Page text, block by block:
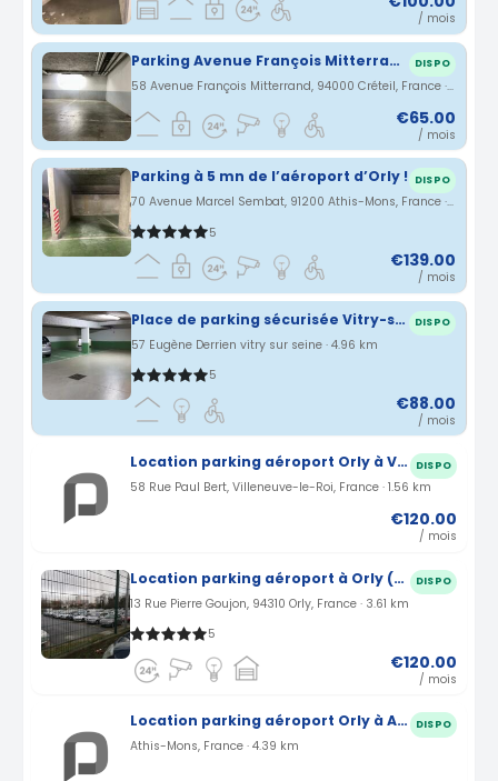
/ mois
Parking Avenue François Mitterrand-rue des Vieux Bassins DISPO
58 Avenue François Mitterrand, 94000 Créteil, France · 4.6 km
€65.00
/ mois
Parking à 5 mn de l’aéroport d’Orly ! DISPO
70 Avenue Marcel Sembat, 91200 Athis-Mons, France · 4.77 km
5
€139.00
/ mois
Place de parking sécurisée Vitry-sur-Seine en sous-sol rue Eugène Derrien, quartier Moulin Vert (94) DISPO
57 Eugène Derrien vitry sur seine · 4.96 km
5
€88.00
/ mois
Location parking aéroport Orly à Villeneuve-le-Roi (94) DISPO
58 Rue Paul Bert, Villeneuve-le-Roi, France · 1.56 km
€120.00
/ mois
Location parking aéroport à Orly (94) DISPO
13 Rue Pierre Goujon, 94310 Orly, France · 3.61 km
5
€120.00
/ mois
Location parking aéroport Orly à Athis-Mons (91) DISPO
Athis-Mons, France · 4.39 km